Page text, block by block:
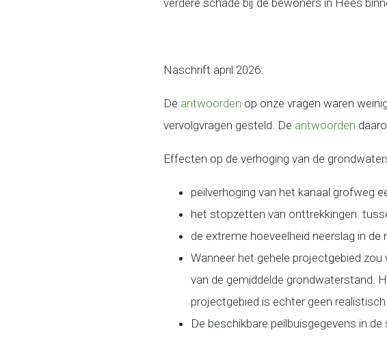
Naschrift april 2026:
De antwoorden op onze vragen waren
vervolgvragen gesteld. De antwoorden
Effecten op de verhoging van de
peilverhoging van het kanaal grofweg
het stopzetten van onttrekkingen
de extreme hoeveelheid neerslag in
Wanneer het gehele projectgebied
van de gemiddelde grondwaterstand.
projectgebied is echter geen realistisch
De beschikbare peilbuisgegevens in